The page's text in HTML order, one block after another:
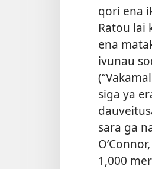
qori ena
Ratou lai
ena
ivunau
siga ya
sara ga
1,000